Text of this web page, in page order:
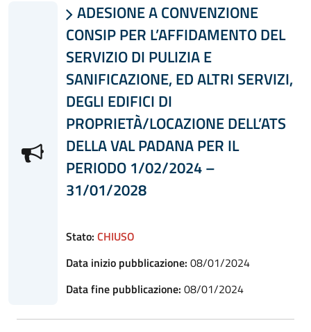
 ADESIONE A CONVENZIONE
CONSIP PER L’AFFIDAMENTO DEL
SERVIZIO DI PULIZIA E
SANIFICAZIONE, ED ALTRI SERVIZI,
DEGLI EDIFICI DI
PROPRIETÀ/LOCAZIONE DELL’ATS
DELLA VAL PADANA PER IL
PERIODO 1/02/2024 –
31/01/2028
Stato: CHIUSO
Data inizio pubblicazione: 08/01/2024
Data fine pubblicazione: 08/01/2024